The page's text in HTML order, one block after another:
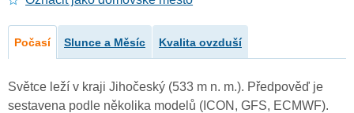
Počasí Slunce a Měsíc Kvalita ovzduší
Světce leží v kraji Jihočeský (533 m n. m.). Předpověď je
sestavena podle několika modelů (ICON, GFS, ECMWF).